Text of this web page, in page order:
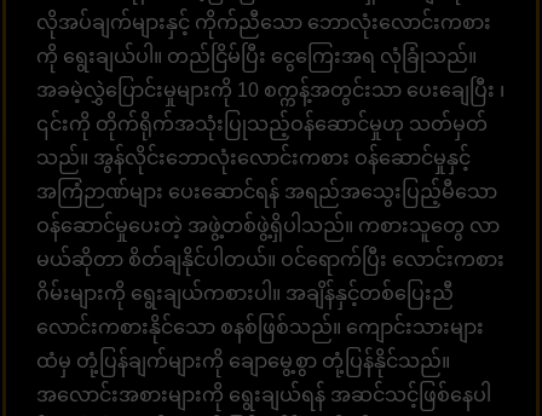
လိုအပ်ချက်များနှင့် ကိုက်ညီသော ဘောလုံးလောင်းကစား
ကို ရွေးချယ်ပါ။ တည်ငြိမ်ပြီး ငွေကြေးအရ လုံခြုံသည်။
အခမဲ့လွှဲပြောင်းမှုများကို 10 စက္ကန့်အတွင်းသာ ပေးချေပြီး ၊
၎င်းကို တိုက်ရိုက်အသုံးပြုသည့်ဝန်ဆောင်မှုဟု သတ်မှတ်
သည်။ အွန်လိုင်းဘောလုံးလောင်းကစား ဝန်ဆောင်မှုနှင့်
အကြံဉာဏ်များ ပေးဆောင်ရန် အရည်အသွေးပြည့်မီသော
ဝန်ဆောင်မှုပေးတဲ့ အဖွဲ့တစ်ဖွဲ့ရှိပါသည်။ ကစားသူတွေ လာ
မယ်ဆိုတာ စိတ်ချနိုင်ပါတယ်။ ဝင်ရောက်ပြီး လောင်းကစား
ဂိမ်းများကို ရွေးချယ်ကစားပါ။ အချိန်နှင့်တစ်ပြေးညီ
လောင်းကစားနိုင်သော စနစ်ဖြစ်သည်။ ကျောင်းသားများ
ထံမှ တုံ့ပြန်ချက်များကို ချောမွေ့စွာ တုံ့ပြန်နိုင်သည်။
အလောင်းအစားများကို ရွေးချယ်ရန် အဆင်သင့်ဖြစ်နေပါ